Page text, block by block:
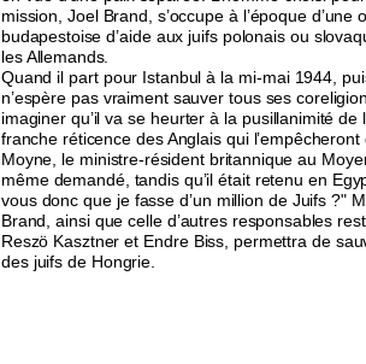
mission, Joel Brand, s’occupe à l’époque d’une
budapestoise d’aide aux juifs polonais ou
les Allemands.
Quand il part pour Istanbul à la mi-mai 1944,
n’espère pas vraiment sauver tous ses
imaginer qu’il va se heurter à la pusillanimité de
franche réticence des Anglais qui
Moyne, le ministre-résident britannique au
même demandé, tandis qu’il était retenu en
vous donc que je fasse d’un million de Juifs ?"
Brand, ainsi que celle d’autres responsables
Reszö Kasztner et Endre Biss, permettra de
des juifs de Hongrie.